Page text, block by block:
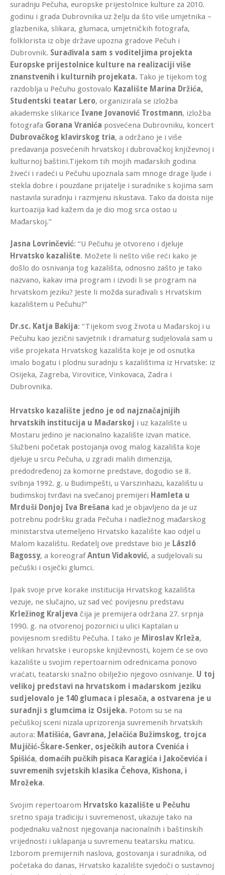
suradnju Pečuha, europske prijestolnice kulture za 2010.
godinu i grada Dubrovnika uz želju da što više umjetnika –
glazbenika, slikara, glumaca, umjetničkih fotografa,
folklorista iz obje države upozna gradove Pečuh i
Dubrovnik. Surađivala sam s voditeljima projekta
Europske prijestolnice kulture na realizaciji više
znanstvenih i kulturnih projekata. Tako je tijekom tog
razdoblja u Pečuhu gostovalo Kazalište Marina Držića,
Studentski teatar Lero, organizirala se izložba
akademske slikarice Ivane Jovanović Trostmann, izložba
fotografa Gorana Vranića posvećena Dubrovniku, koncert
Dubrovačkog klavirskog tria, a održano je i više
predavanja posvećenih hrvatskoj i dubrovačkoj književnoj i
kulturnoj baštini.Tijekom tih mojih mađarskih godina
živeći i radeći u Pečuhu upoznala sam mnoge drage ljude i
stekla dobre i pouzdane prijatelje i suradnike s kojima sam
nastavila suradnju i razmjenu iskustava. Tako da doista nije
kurtoazija kad kažem da je dio mog srca ostao u
Mađarskoj.”
Jasna Lovrinčević: “U Pečuhu je otvoreno i djeluje
Hrvatsko kazalište. Možete li nešto više reći kako je
došlo do osnivanja tog kazališta, odnosno zašto je tako
nazvano, kakav ima program i izvodi li se program na
hrvatskom jeziku? Jeste li možda surađivali s Hrvatskim
kazalištem u Pečuhu?”
Dr.sc. Katja Bakija: “Tijekom svog života u Mađarskoj i u
Pečuhu kao jezični savjetnik i dramaturg sudjelovala sam u
više projekata Hrvatskog kazališta koje je od osnutka
imalo bogatu i plodnu suradnju s kazalištima iz Hrvatske: iz
Osijeka, Zagreba, Virovitice, Vinkovaca, Zadra i
Dubrovnika.
Hrvatsko kazalište jedno je od najznačajnijih
hrvatskih institucija u Mađarskoj i uz kazalište u
Mostaru jedino je nacionalno kazalište izvan matice.
Službeni početak postojanja ovog malog kazališta koje
djeluje u srcu Pečuha, u zgradi malih dimenzija,
predodređenoj za komorne predstave, dogodio se 8.
svibnja 1992. g. u Budimpešti, u Varszinhazu, kazalištu u
budimskoj tvrđavi na svečanoj premijeri Hamleta u
Mrduši Donjoj Iva Brešana kad je objavljeno da je uz
potrebnu podršku grada Pečuha i nadležnog mađarskog
ministarstva utemeljeno Hrvatsko kazalište kao odjel u
Malom kazalištu. Redatelj ove predstave bio je László
Bagossy, a koreografAntun Vidaković, a sudjelovali su
pečuški i osječki glumci.
Ipak svoje prve korake institucija Hrvatskog kazališta
vezuje, ne slučajno, uz sad već povijesnu predstavu
Krležinog Kraljeva čija je premijera održana 27. srpnja
1990. g. na otvorenoj pozornici u ulici Kaptalan u
povijesnom središtu Pečuha. I tako je Miroslav Krleža,
velikan hrvatske i europske književnosti, kojem će se ovo
kazalište u svojim repertoarnim odrednicama ponovo
vraćati, teatarski snažno obilježio njegovo osnivanje. U toj
velikoj predstavi na hrvatskom i mađarskom jeziku
sudjelovalo je 140 glumaca i plesača, a ostvarena je u
suradnji s glumcima iz Osijeka. Potom su se na
pečuškoj sceni nizala uprizorenja suvremenih hrvatskih
autora: Matišića, Gavrana, Jelačića Bužimskog, trojca
Mujičić-Škare-Senker, osječkih autora Cvenića i
Spišića, domaćih pučkih pisaca Karagića i Jakočevića i
suvremenih svjetskih klasika Čehova, Kishona, i
Mrožeka.
Svojim repertoarom Hrvatsko kazalište u Pečuhu
sretno spaja tradiciju i suvremenost, ukazuje tako na
podjednaku važnost njegovanja nacionalnih i baštinskih
vrijednosti i uklapanja u suvremenu teatarsku maticu.
Izborom premijernih naslova, gostovanja i suradnika, od
početaka do danas, Hrvatsko kazalište svjedoči o sustavnoj